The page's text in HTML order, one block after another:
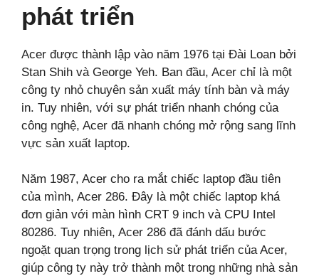
phát triển
Acer được thành lập vào năm 1976 tại Đài Loan bởi
Stan Shih và George Yeh. Ban đầu, Acer chỉ là một
công ty nhỏ chuyên sản xuất máy tính bàn và máy
in. Tuy nhiên, với sự phát triển nhanh chóng của
công nghệ, Acer đã nhanh chóng mở rộng sang lĩnh
vực sản xuất laptop.
Năm 1987, Acer cho ra mắt chiếc laptop đầu tiên
của mình, Acer 286. Đây là một chiếc laptop khá
đơn giản với màn hình CRT 9 inch và CPU Intel
80286. Tuy nhiên, Acer 286 đã đánh dấu bước
ngoặt quan trọng trong lịch sử phát triển của Acer,
giúp công ty này trở thành một trong những nhà sản